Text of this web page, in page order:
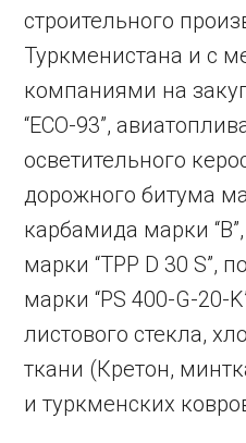
строительного
Туркменистана и с
компаниями на
“ECO-93”,
осветительного
дорожного битума
карбамида марки
марки “TPP D 30 S”,
марки “PS 400-G-20-
листового стекла,
ткани (Кретон,
и туркменских